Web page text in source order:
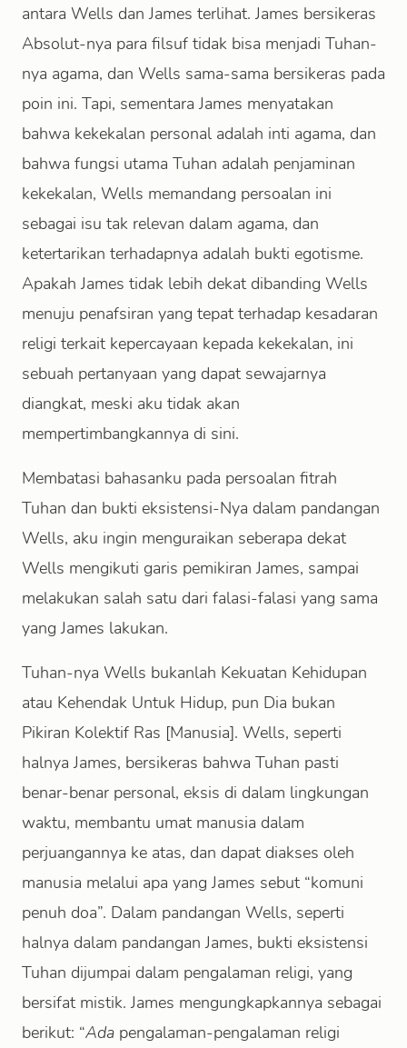
antara Wells dan James terlihat. James bersikeras
Absolut-nya para filsuf tidak bisa menjadi Tuhan-
nya agama, dan Wells sama-sama bersikeras pada
poin ini. Tapi, sementara James menyatakan
bahwa kekekalan personal adalah inti agama, dan
bahwa fungsi utama Tuhan adalah penjaminan
kekekalan, Wells memandang persoalan ini
sebagai isu tak relevan dalam agama, dan
ketertarikan terhadapnya adalah bukti egotisme.
Apakah James tidak lebih dekat dibanding Wells
menuju penafsiran yang tepat terhadap kesadaran
religi terkait kepercayaan kepada kekekalan, ini
sebuah pertanyaan yang dapat sewajarnya
diangkat, meski aku tidak akan
mempertimbangkannya di sini.
Membatasi bahasanku pada persoalan fitrah
Tuhan dan bukti eksistensi-Nya dalam pandangan
Wells, aku ingin menguraikan seberapa dekat
Wells mengikuti garis pemikiran James, sampai
melakukan salah satu dari falasi-falasi yang sama
yang James lakukan.
Tuhan-nya Wells bukanlah Kekuatan Kehidupan
atau Kehendak Untuk Hidup, pun Dia bukan
Pikiran Kolektif Ras [Manusia]. Wells, seperti
halnya James, bersikeras bahwa Tuhan pasti
benar-benar personal, eksis di dalam lingkungan
waktu, membantu umat manusia dalam
perjuangannya ke atas, dan dapat diakses oleh
manusia melalui apa yang James sebut “komuni
penuh doa”. Dalam pandangan Wells, seperti
halnya dalam pandangan James, bukti eksistensi
Tuhan dijumpai dalam pengalaman religi, yang
bersifat mistik. James mengungkapkannya sebagai
berikut: “Ada pengalaman-pengalaman religi